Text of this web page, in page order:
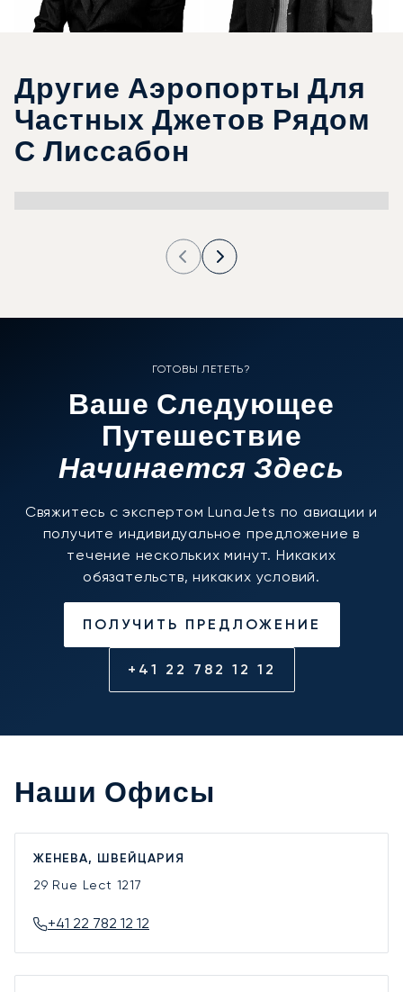
Другие Аэропорты Для
Частных Джетов Рядом
С Лиссабон
ГОТОВЫ ЛЕТЕТЬ?
Ваше Следующее
Путешествие
Начинается Здесь
Свяжитесь с экспертом LunaJets по авиации и
получите индивидуальное предложение в
течение нескольких минут. Никаких
обязательств, никаких условий.
ПОЛУЧИТЬ ПРЕДЛОЖЕНИЕ
+41 22 782 12 12
Наши Офисы
ЖЕНЕВА, ШВЕЙЦАРИЯ
29 Rue Lect 1217
+41 22 782 12 12